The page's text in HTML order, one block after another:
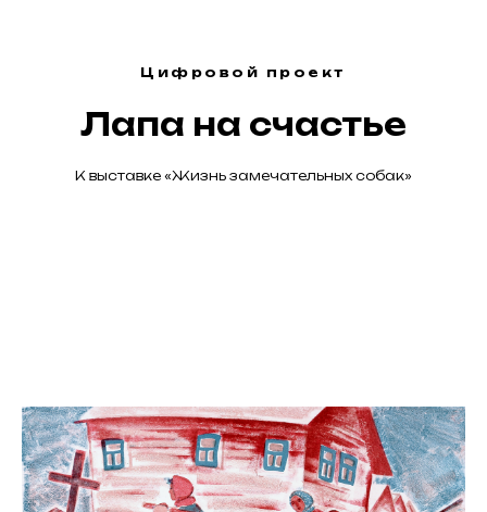
Цифровой проект
Лапа на счастье
К выставке «Жизнь замечательных собак»